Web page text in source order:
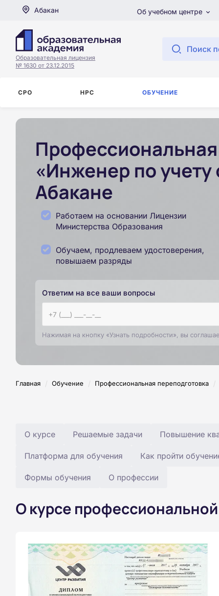
Абакан Об учебном центре
Образовательная лицензия
№ 1630 от 23.12.2015
Поиск
СРО НРС ОБУЧЕНИЕ
«Инженер по
Абакане
Работаем на основании Лицензии
Министерства Образования
Обучаем, продлеваем удостоверения,
повышаем разряды
Ответим на все ваши вопросы
Нажимая на кнопку «Узнать подробности», вы
Главная / Обучение / Профессиональная переподготовка /
О курсе Решаемые задачи Повышение
Платформа для обучения Как пройти
Формы обучения О профессии
О курсе